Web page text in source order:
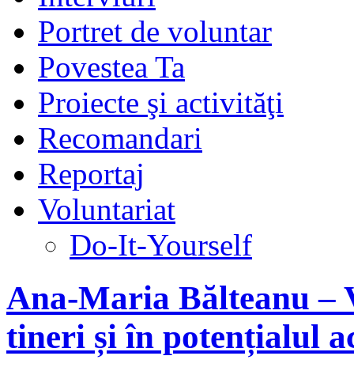
Portret de voluntar
Povestea Ta
Proiecte şi activităţi
Recomandari
Reportaj
Voluntariat
Do-It-Yourself
Ana-Maria Bălteanu –
tineri și în potențialul